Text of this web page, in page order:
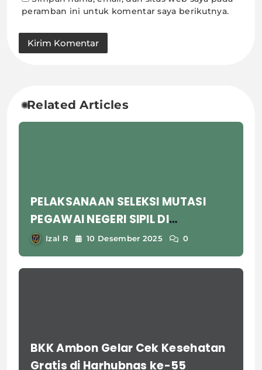
peramban ini untuk komentar saya berikutnya.
Related Articles
PELAKSANAAN SELEKSI MUTASI
PEGAWAI NEGERI SIPIL DI
LINGKUNGAN KEMENTERIAN
KESEHATAN
Izal R 10 Desember 2025 0
BKK Ambon Gelar Cek Kesehatan
Gratis di Harhubnas ke-55